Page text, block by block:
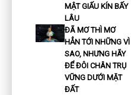
MẬT GIẤU KÍN BẤY
LÂU
ĐÃ MƠ THÌ MƠ
HẲN TỚI NHỮNG VÌ
SAO, NHƯNG HÃY
ĐỂ ĐÔI CHÂN TRỤ
VỮNG DƯỚI MẶT
ĐẤT